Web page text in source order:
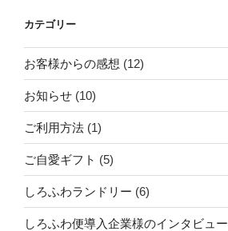
カテゴリー
お客様からの感想 (12)
お知らせ (10)
ご利用方法 (1)
ご自愛ギフト (5)
しろふわランドリー (6)
しろふわ便導入企業様のインタビュー